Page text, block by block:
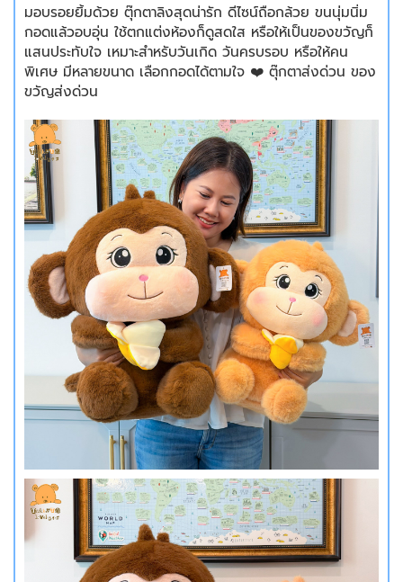
มอบรอยยิ้มด้วย ตุ๊กตาลิงสุดน่ารัก ดีไซน์ถือกล้วย ขนนุ่มนิ่ม
กอดแล้วอบอุ่น ใช้ตกแต่งห้องก็ดูสดใส หรือให้เป็นของขวัญก็
แสนประทับใจ เหมาะสำหรับวันเกิด วันครบรอบ หรือให้คน
พิเศษ มีหลายขนาด เลือกกอดได้ตามใจ ❤️ ตุ๊กตาส่งด่วน ของ
ขวัญส่งด่วน